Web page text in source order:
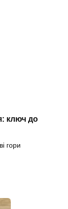
ключ до
гори